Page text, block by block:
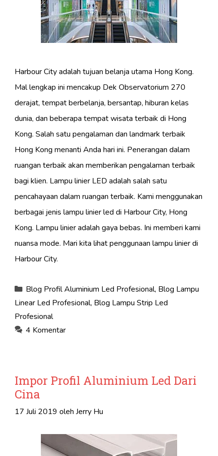
Harbour City adalah tujuan belanja utama Hong Kong.
Mal lengkap ini mencakup Dek Observatorium 270
derajat, tempat berbelanja, bersantap, hiburan kelas
dunia, dan beberapa tempat wisata terbaik di Hong
Kong. Salah satu pengalaman dan landmark terbaik
Hong Kong menanti Anda hari ini. Penerangan dalam
ruangan terbaik akan memberikan pengalaman terbaik
bagi klien. Lampu linier LED adalah salah satu
pencahayaan dalam ruangan terbaik. Kami menggunakan
berbagai jenis lampu linier led di Harbour City, Hong
Kong. Lampu linier adalah gaya bebas. Ini memberi kami
nuansa mode. Mari kita lihat penggunaan lampu linier di
Harbour City.
Kategori
Blog Profil Aluminium Led Profesional, Blog Lampu
Linear Led Profesional, Blog Lampu Strip Led
Profesional
4 Komentar
Impor Profil Aluminium Led Dari
Cina
17 Juli 2019 oleh Jerry Hu